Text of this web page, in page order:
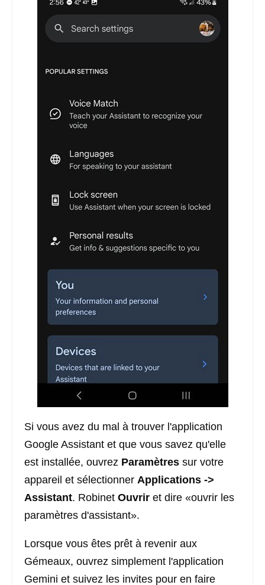
Si vous avez du mal à trouver l'application
Google Assistant et que vous savez qu'elle
est installée, ouvrez Paramètres sur votre
appareil et sélectionner Applications ->
Assistant. Robinet Ouvrir et dire «ouvrir les
paramètres d'assistant».
Lorsque vous êtes prêt à revenir aux
Gémeaux, ouvrez simplement l'application
Gemini et suivez les invites pour en faire